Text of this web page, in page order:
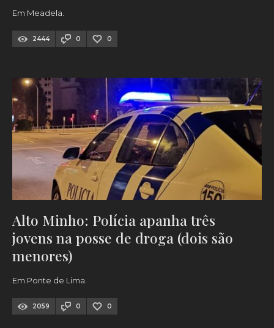
Em Meadela.
2444 0 0
Alto Minho: Polícia apanha três
jovens na posse de droga (dois são
menores)
Em Ponte de Lima.
2059 0 0